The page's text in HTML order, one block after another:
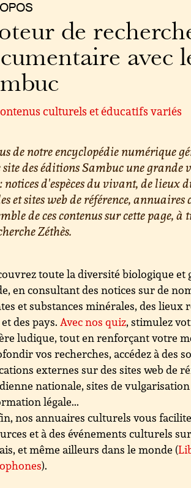
de
avec
culturels et éducatifs variés
de notre encyclopédie numérique
des éditions Sambuc une grande
notices d'espèces du vivant, de lieux
et sites web de référence, annuaires
de ces contenus sur cette page,
Zéthès.
toute la diversité biologique et
en consultant des notices sur de
et substances minérales, des lieux
des pays.Avec nos quiz, stimulez
ludique, tout en renforçant votre
vos recherches, accédez à des
externes sur des sites web de
nationale, sites de
légale...
nos annuaires culturels vous
et à des événements culturels
et même ailleurs dans le monde (
).